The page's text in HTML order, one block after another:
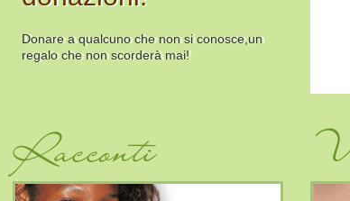
08 feb 2021
Leggi di più
Donare a qualcuno che non si conosce,un
regalo che non scorderà mai!
Racconti